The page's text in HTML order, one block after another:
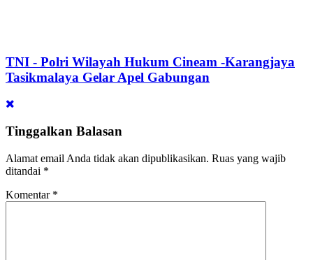
TNI - Polri Wilayah Hukum Cineam -Karangjaya
Tasikmalaya Gelar Apel Gabungan
Tinggalkan Balasan
Alamat email Anda tidak akan dipublikasikan. Ruas yang wajib
ditandai *
Komentar *